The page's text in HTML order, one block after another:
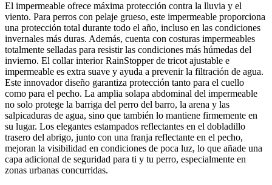
El impermeable ofrece máxima protección contra la lluvia y el
viento. Para perros con pelaje grueso, este impermeable proporciona
una protección total durante todo el año, incluso en las condiciones
invernales más duras. Además, cuenta con costuras impermeables
totalmente selladas para resistir las condiciones más húmedas del
invierno. El collar interior RainStopper de tricot ajustable e
impermeable es extra suave y ayuda a prevenir la filtración de agua.
Este innovador diseño garantiza protección tanto para el cuello
como para el pecho. La amplia solapa abdominal del impermeable
no solo protege la barriga del perro del barro, la arena y las
salpicaduras de agua, sino que también lo mantiene firmemente en
su lugar. Los elegantes estampados reflectantes en el dobladillo
trasero del abrigo, junto con una franja reflectante en el pecho,
mejoran la visibilidad en condiciones de poca luz, lo que añade una
capa adicional de seguridad para ti y tu perro, especialmente en
zonas urbanas concurridas.